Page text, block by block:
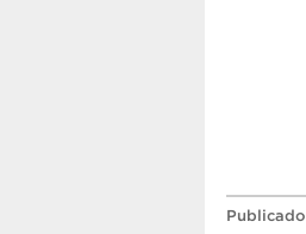
Publicado